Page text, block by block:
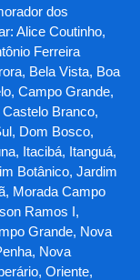
dos
Alice Coutinho,
Ferreira
Bela Vista, Boa
Campo Grande,
Branco,
Dom Bosco,
Itacibá, Itanguá,
Botânico, Jardim
Morada Campo
Ramos I,
Grande, Nova
Nova
Oriente,